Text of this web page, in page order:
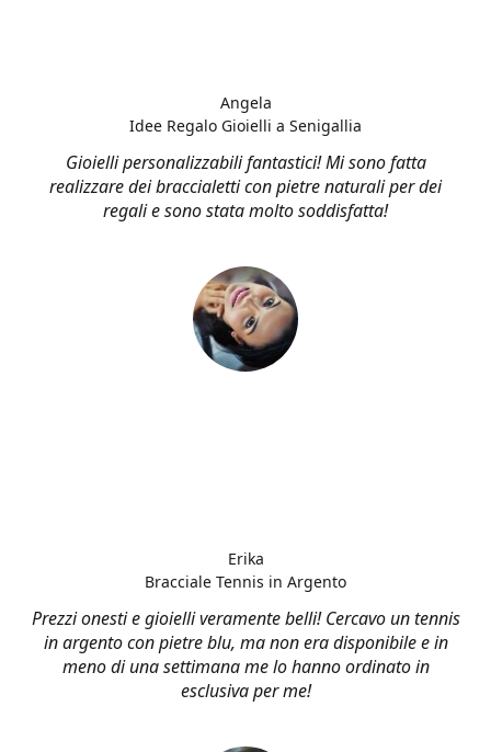
Gioielli personalizzabili fantastici! Mi sono fatta
realizzare dei braccialetti con pietre naturali per dei
regali e sono stata molto soddisfatta!
Angela
Idee Regalo Gioielli a Senigallia
Prezzi onesti e gioielli veramente belli! Cercavo un tennis
in argento con pietre blu, ma non era disponibile e in
meno di una settimana me lo hanno ordinato in
esclusiva per me!
Erika
Bracciale Tennis in Argento